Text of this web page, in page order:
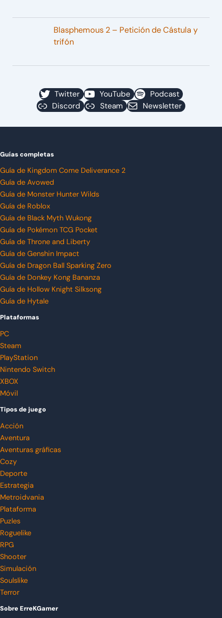
Blasphemous 2 – Petición de Cástula y
trifón
Twitter YouTube
Podcast
Discord
Steam Newsletter
Guías completas
Guía de Kingdom Come Deliverance 2
Guía de Avowed
Guía de Monster Hunter Wilds
Guía de Roblox
Guía de Black Myth Wukong
Guía de Pokémon TCG Pocket
Guía de Throne and Liberty
Guía de Genshin Impact
Guía de Dragon Ball Sparking Zero
Guía de Donkey Kong Bananza
Guía de Hollow Knight Silksong
Guía de Hytale
Plataformas
PC
Steam
PlayStation
Nintendo Switch
XBOX
Móvil
Tipos de juego
Acción
Aventura
Aventuras gráficas
Cozy
Deporte
Estrategia
Metroidvania
Plataforma
Puzles
Roguelike
RPG
Shooter
Simulación
Soulslike
Terror
Sobre ErreKGamer